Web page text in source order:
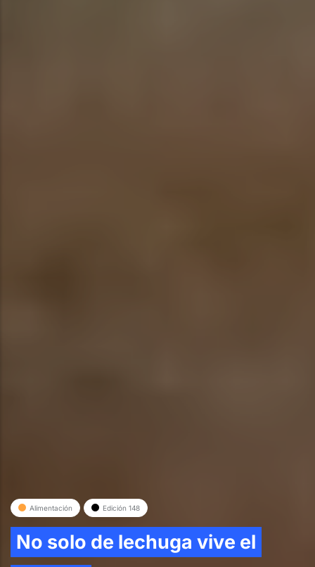
Alimentación Edición 148
No solo de lechuga vive el